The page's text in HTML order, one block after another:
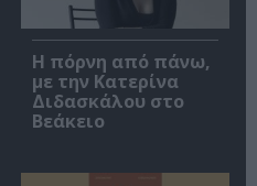
Η πόρνη από πάνω,
με την Κατερίνα
Διδασκάλου στο
Βεάκειο